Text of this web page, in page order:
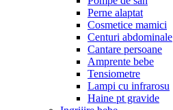
Perne alaptat
Cosmetice mamici
Centuri abdominale
Cantare persoane
Amprente bebe
Tensiometre
Lampi cu infrarosu
Haine pt gravide